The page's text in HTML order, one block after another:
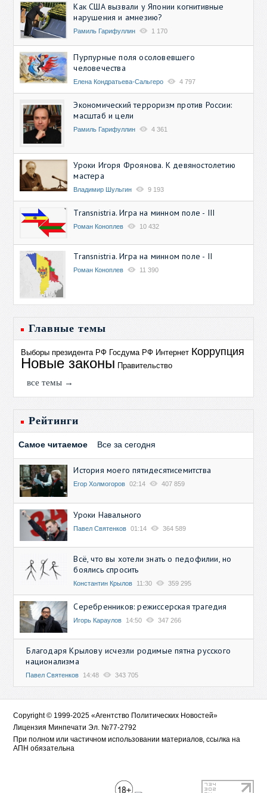
Как США вызвали у Японии когнитивные
нарушения и амнезию?
Рамиль Гарифуллин 1 170
Пурпурные поля осоловевшего
человечества
Елена Кондратьева-Сальгеро 4 797
Экономический терроризм против России:
масштаб и цели
Рамиль Гарифуллин 4 361
Уроки Игоря Фроянова. К девяностолетию
мастера
Владимир Шульгин 9 193
Transnistria. Игра на минном поле - III
Роман Коноплев 10 432
Transnistria. Игра на минном поле - II
Роман Коноплев 11 390
Главные темы
Выборы президента РФ Госдума РФ Интернет Коррупция
Новые законы Правительство
все темы →
Рейтинги
Самое читаемое Все за сегодня
История моего пятидесятисемитства
Егор Холмогоров 02:14 407 859
Уроки Навального
Павел Святенков 01:14 364 589
Всё, что вы хотели знать о педофилии, но
боялись спросить
Константин Крылов 11:30 359 295
Серебренников: режиссерская трагедия
Игорь Караулов 14:50 347 266
Благодаря Крылову исчезли родимые пятна русского
национализма
Павел Святенков 14:48 343 705
Copyright © 1999-2025 «Агентство Политических Новостей»
Лицензия Минпечати Эл. №77-2792
При полном или частичном использовании материалов, ссылка на
АПН обязательна